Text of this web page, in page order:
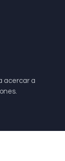
acercar a